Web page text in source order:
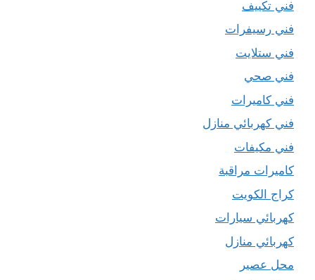
فني تكييف
فني رسيفرات
فني ستلايت
فني صحي
فني كاميرات
فني كهربائي منازل
فني مكيفات
كاميرات مراقبة
كراج الكويت
كهربائي سيارات
كهربائي منازل
محل عصير